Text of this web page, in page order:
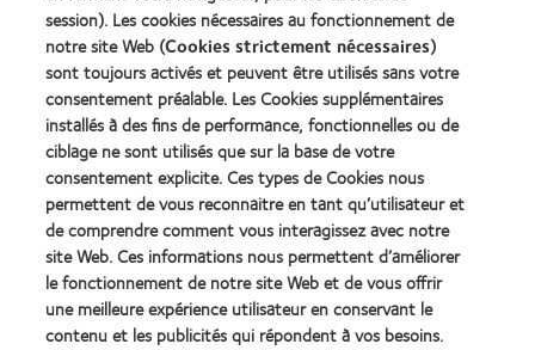
(2013)
&
2010
Best
Companies
for
Leaders
(2012)
Best
Factory
Awards
(2011)
Learn
more
about
ODMA
2011
(2011)
Learn
more
about
2012
REBRAND
100®
Global
Award
(2012)
Nos produits
session). Les cookies nécessaires au fonctionnement de
notre site Web (Cookies strictement nécessaires)
sont toujours activés et peuvent être utilisés sans votre
consentement préalable. Les Cookies supplémentaires
installés à des fins de performance, fonctionnelles ou de
ciblage ne sont utilisés que sur la base de votre
consentement explicite. Ces types de Cookies nous
permettent de vous reconnaitre en tant qu’utilisateur et
de comprendre comment vous interagissez avec notre
site Web. Ces informations nous permettent d’améliorer
le fonctionnement de notre site Web et de vous offrir
une meilleure expérience utilisateur en conservant le
contenu et les publicités qui répondent à vos besoins.